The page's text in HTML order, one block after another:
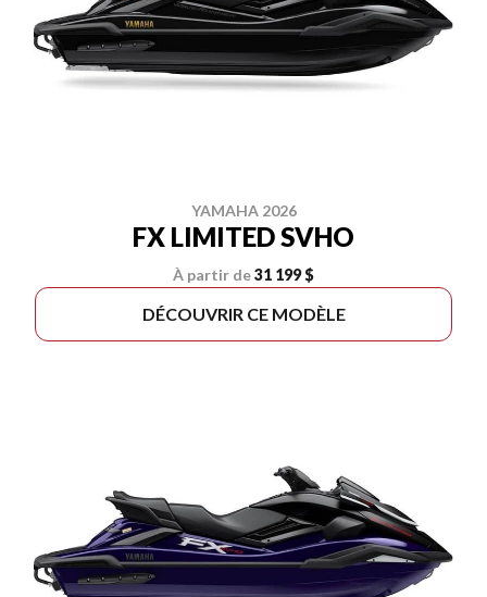
YAMAHA 2026
FX LIMITED SVHO
À partir de31 199 $
DÉCOUVRIR CE MODÈLE